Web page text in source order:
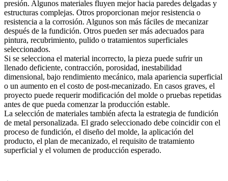
presión. Algunos materiales fluyen mejor hacia paredes delgadas y
estructuras complejas. Otros proporcionan mejor resistencia o
resistencia a la corrosión. Algunos son más fáciles de mecanizar
después de la fundición. Otros pueden ser más adecuados para
pintura, recubrimiento, pulido o tratamientos superficiales
seleccionados.
Si se selecciona el material incorrecto, la pieza puede sufrir un
llenado deficiente, contracción, porosidad, inestabilidad
dimensional, bajo rendimiento mecánico, mala apariencia superficial
o un aumento en el costo de post-mecanizado. En casos graves, el
proyecto puede requerir modificación del molde o pruebas repetidas
antes de que pueda comenzar la producción estable.
La selección de materiales también afecta la estrategia de fundición
de metal personalizada. El grado seleccionado debe coincidir con el
proceso de fundición, el diseño del molde, la aplicación del
producto, el plan de mecanizado, el requisito de tratamiento
superficial y el volumen de producción esperado.